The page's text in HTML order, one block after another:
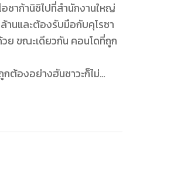
อซาก้านิชิไปที่สำนักงานใหญ่
านและต้องรับมือกับคุโรซา
ย ขณะเดียวกัน คอนโดที่ถูก
ต้องอย่างฮันซาวะก็ไม่